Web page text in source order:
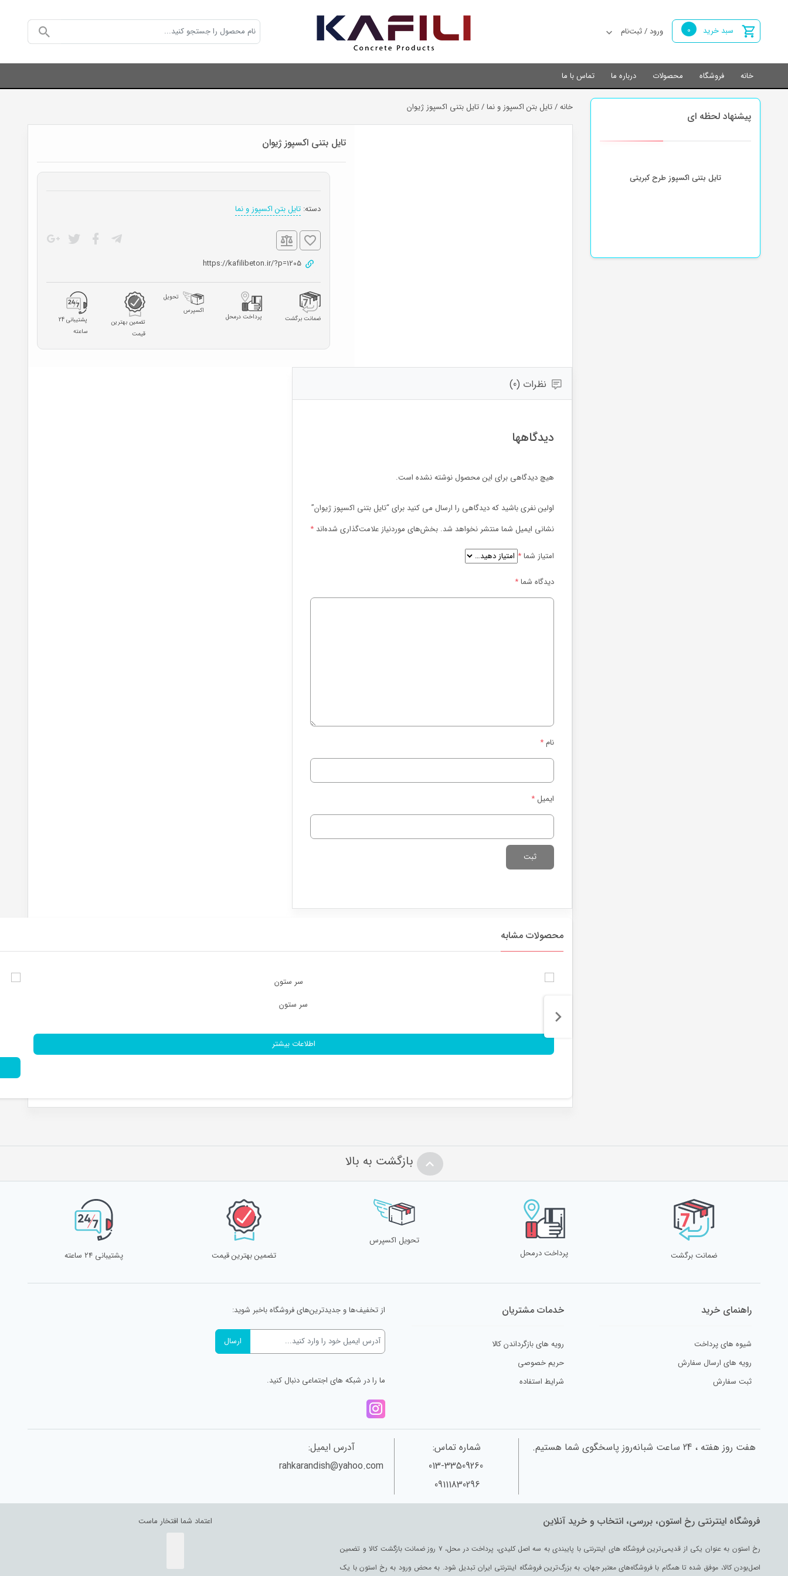
سبد خرید 0 ورود / ثبت‌نام
خانه فروشگاه محصولات درباره ما تماس با ما
خانه/تایل بتن اکسپوز و نما/ تایل بتنی اکسپوز ژیوان
تایل بتنی اکسپوز ژیوان
دسته: تایل بتن اکسپوز و نما
https://kafilibeton.ir/?p=1205
ضمانت برگشت پرداخت درمحل
تحویل
اکسپرس
تضمین بهترین
قیمت
پشتیبانی 24
ساعته
نظرات (0)
دیدگاهها
هیچ دیدگاهی برای این محصول نوشته نشده است.
اولین نفری باشید که دیدگاهی را ارسال می کنید برای “تایل بتنی اکسپوز ژیوان”
نشانی ایمیل شما منتشر نخواهد شد. بخش‌های موردنیاز علامت‌گذاری شده‌اند *
امتیاز شما*
دیدگاه شما*
نام*
ایمیل *
محصولات مشابه
سر ستون
اطلاعات بیشتر
پیشنهاد لحظه ای
تایل بتنی اکسپوز طرح کبریتی
بازگشت به بالا
ضمانت برگشت پرداخت درمحل
تحویل اکسپرس
تضمین بهترین قیمت
پشتیبانی 24 ساعته
راهنمای خرید
شیوه های پرداخت
رویه های ارسال سفارش
ثبت سفارش
خدمات مشتریان
رویه های بازگرداندن کالا
حریم خصوصی
شرایط استفاده
از تخفیف‌ها و جدیدترین‌های فروشگاه باخبر شوید:
ما را در شبکه های اجتماعی دنبال کنید.
هفت روز هفته ، 24 ساعت شبانه‌روز پاسخگوی شما هستیم.
شماره تماس:
013-33509260
09111830296
آدرس ایمیل:
rahkarandish@yahoo.com
فروشگاه اینترنتی رخ استون، بررسی، انتخاب و خرید آنلاین
رخ استون به عنوان یکی از قدیمی‌ترین فروشگاه های اینترنتی با پایبندی به سه اصل کلیدی، پرداخت در محل، ۷ روز ضمانت بازگشت کالا و تضمین
اصل‌بودن کالا، موفق شده تا همگام با فروشگاه‌های معتبر جهان، به بزرگ‌ترین فروشگاه اینترنتی ایران تبدیل شود. به محض ورود به رخ استون با یک
اعتماد شما افتخار ماست